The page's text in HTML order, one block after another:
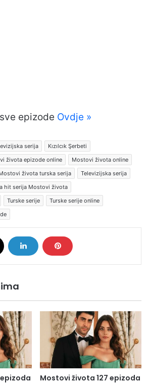
epizode Ovdje »
serija
Kızılcık Şerbeti
života epizode online
Mostovi života online
života turska serija
Televizijska serija
hit serija Mostovi života
Turske serije
Turske serije online
Mostovi života 127 epizoda